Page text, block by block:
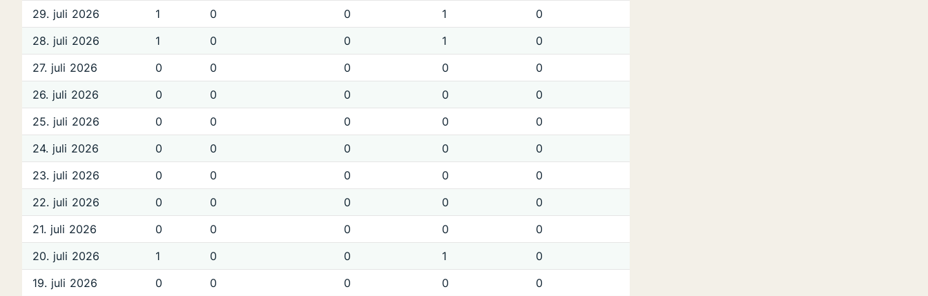
29. juli 2026
1 0 0 1
0
28. juli 2026
1 0 0 1
0
27. juli 2026
0 0 0 0
0
26. juli 2026
0 0 0 0
0
25. juli 2026
0 0 0 0
0
24. juli 2026
0 0 0 0
0
23. juli 2026
0 0 0 0
0
22. juli 2026
0 0 0 0
0
21. juli 2026
0 0 0 0
0
20. juli 2026
1 0 0 1
0
19. juli 2026
0 0 0 0
0